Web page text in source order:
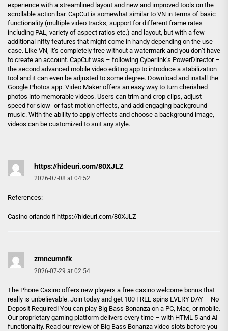
experience with a streamlined layout and new and improved tools on the
scrollable action bar. CapCut is somewhat similar to VN in terms of basic
functionality (multiple video tracks, support for different frame rates
including PAL, variety of aspect ratios etc.) and layout, but with a few
additional nifty features that might come in handy depending on the use
case. Like VN, it’s completely free without a watermark and you don’t have
to create an account. CapCut was – following Cyberlink’s PowerDirector –
the second advanced mobile video editing app to introduce a stabilization
tool and it can even be adjusted to some degree. Download and install the
Google Photos app. Video Maker offers an easy way to turn cherished
photos into memorable videos. Users can trim and crop clips, adjust
speed for slow- or fast-motion effects, and add engaging background
music. With the ability to apply effects and choose a background image,
videos can be customized to suit any style.
https://hideuri.com/80XJLZ
2026-07-08 at 04:52
References:
Casino orlando fl https://hideuri.com/80XJLZ
zmncumnfk
2026-07-29 at 02:54
The Phone Casino offers new players a free casino welcome bonus that
really is unbelievable. Join today and get 100 FREE spins EVERY DAY – No
Deposit Required! You can play Big Bass Bonanza on a PC, Mac, or mobile.
Our proprietary gaming platform delivers every time – with HTML 5 and AI
functionality. Read our review of Big Bass Bonanza video slots before you